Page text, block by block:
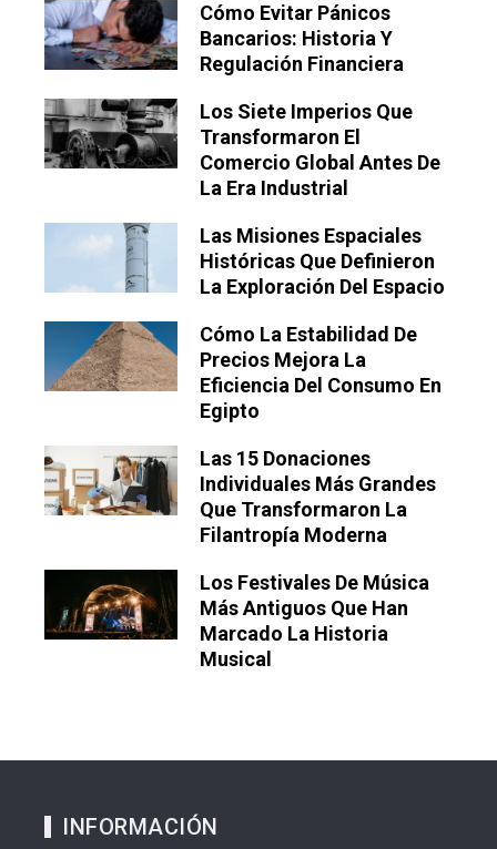
Cómo Evitar Pánicos
Bancarios: Historia Y
Regulación Financiera
Los Siete Imperios Que
Transformaron El
Comercio Global Antes De
La Era Industrial
Las Misiones Espaciales
Históricas Que Definieron
La Exploración Del Espacio
Cómo La Estabilidad De
Precios Mejora La
Eficiencia Del Consumo En
Egipto
Las 15 Donaciones
Individuales Más Grandes
Que Transformaron La
Filantropía Moderna
Los Festivales De Música
Más Antiguos Que Han
Marcado La Historia
Musical
INFORMACIÓN